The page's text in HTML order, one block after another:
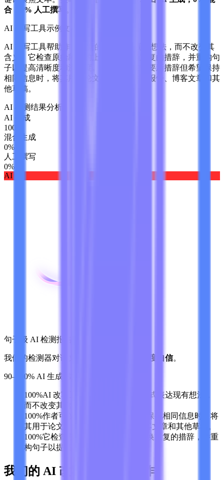
合，0% 人工撰写
AI 改写工具示例文本
AI 改写工具帮助作者以新的方式表达现有想法，而不改变其
含义。它检查原始段落的上下文，替换重复的措辞，并重构句
子以提高清晰度和流畅度。作者可以在需要新措辞但希望保持
相同信息时，将其用于论文、电子邮件、报告、博客文章和其
他草稿。
AI 检测结果分析
AI 生成
100
混合生成
0%
人工撰写
0%
AI
句子级 AI 检测报告
我们的检测器对该文本的 高度自信。
90–100% AI 生成/改写
100%AI 改写工具帮助作者以新的方式表达现有想法，
而不改变其含义。
100%作者可以在需要新措辞但希望保持相同信息时，将
其用于论文、电子邮件、报告、博客文章和其他草稿。
100%它检查原始段落的上下文，替换重复的措辞，并重
构句子以提高清晰度和流畅度。
我们的 AI 改写工具如何工作